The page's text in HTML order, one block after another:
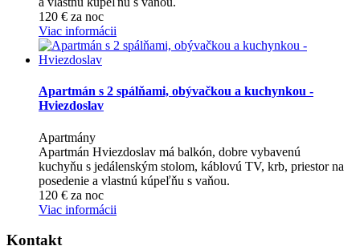
120 € za noc
Viac informácii
Apartmán s 2 spálňami, obývačkou a kuchynkou -
Hviezdoslav
Apartmány
Apartmán Hviezdoslav má balkón, dobre vybavenú
kuchyňu s jedálenským stolom, káblovú TV, krb, priestor na
posedenie a vlastnú kúpeľňu s vaňou.
120 € za noc
Viac informácii
Kontakt